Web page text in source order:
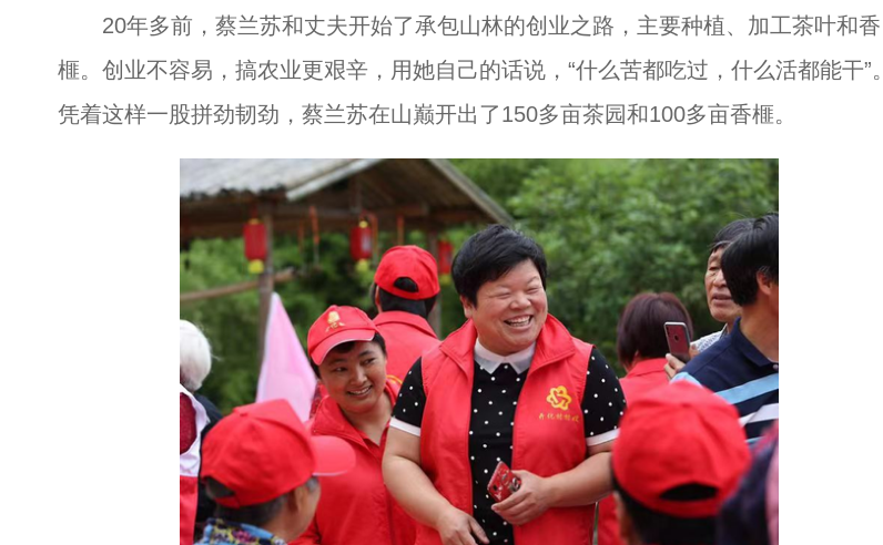
20年多前，蔡兰苏和丈夫开始了承包山林的创业之路，主要种植、加工茶叶和香
榧。创业不容易，搞农业更艰辛，用她自己的话说，“什么苦都吃过，什么活都能干”。
凭着这样一股拼劲韧劲，蔡兰苏在山巅开出了150多亩茶园和100多亩香榧。